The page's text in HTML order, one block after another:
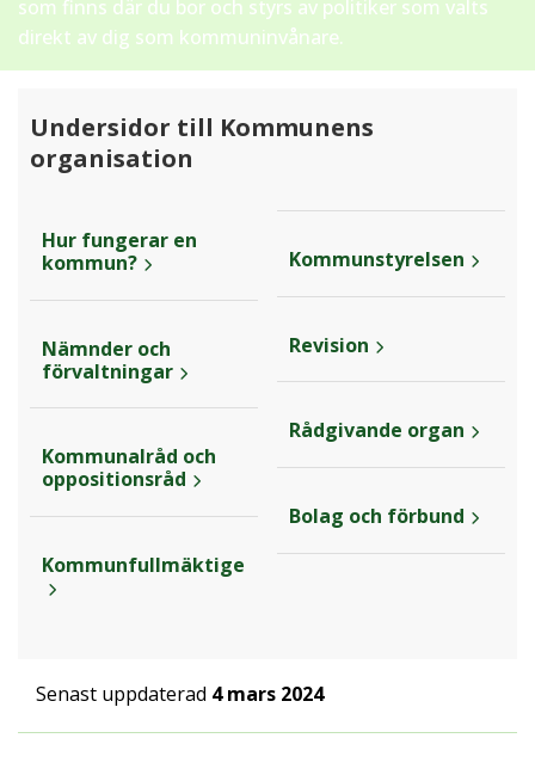
som finns där du bor och styrs av politiker som valts
direkt av dig som kommuninvånare.
Undersidor till Kommunens
organisation
Hur fungerar en
kommun?
Nämnder och
förvaltningar
Kommunalråd och
oppositionsråd
Kommunfullmäktige
Kommunstyrelsen
Revision
Rådgivande organ
Bolag och förbund
Senast uppdaterad 4 mars 2024